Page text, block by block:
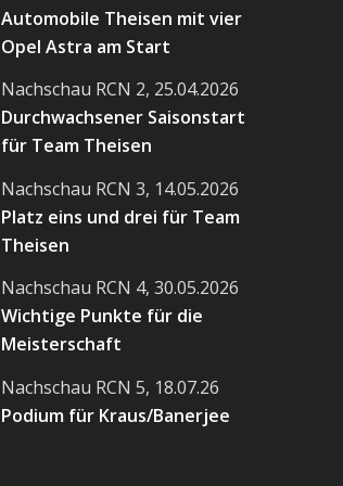
Automobile Theisen mit vier
Opel Astra am Start
Nachschau RCN 2, 25.04.2026
Durchwachsener Saisonstart
für Team Theisen
Nachschau RCN 3, 14.05.2026
Platz eins und drei für Team
Theisen
Nachschau RCN 4, 30.05.2026
Wichtige Punkte für die
Meisterschaft
Nachschau RCN 5, 18.07.26
Podium für Kraus/Banerjee